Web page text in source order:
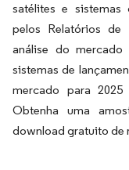
satélites e sistemas
pelos Relatórios
análise do
sistemas de
mercado para
Obtenha uma
download gratuito de